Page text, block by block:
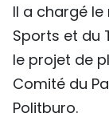
Il a chargé
Sports et du
le projet de
Comité du
Politburo.